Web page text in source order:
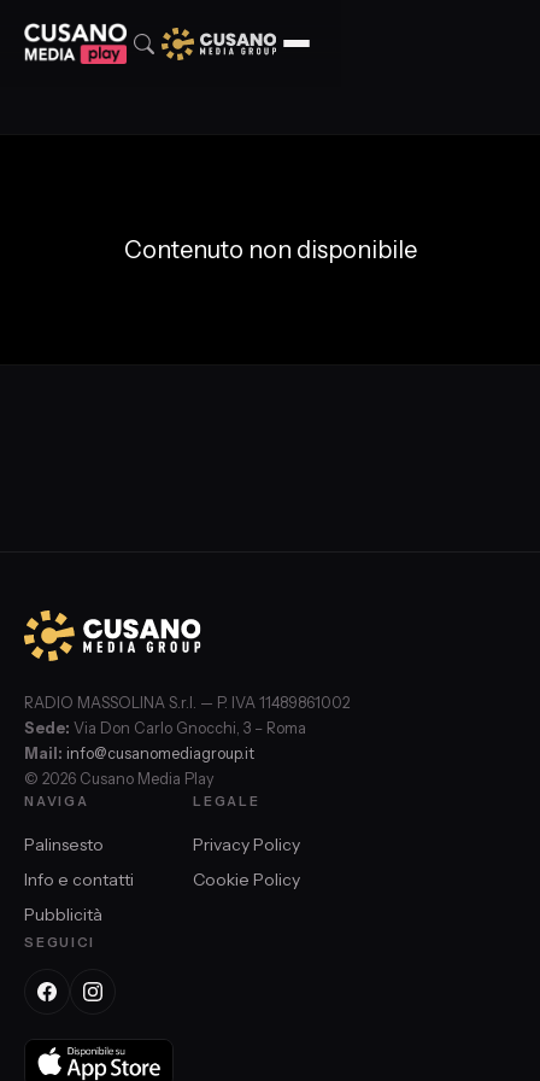
Contenuto non disponibile
RADIO MASSOLINA S.r.l. — P. IVA 11489861002
Sede: Via Don Carlo Gnocchi, 3 – Roma
Mail: info@cusanomediagroup.it
© 2026 Cusano Media Play
NAVIGA
Palinsesto
Info e contatti
Pubblicità
LEGALE
Privacy Policy
Cookie Policy
SEGUICI